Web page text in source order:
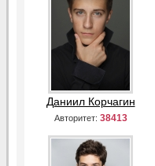
Даниил Корчагин
Авторитет: 38413